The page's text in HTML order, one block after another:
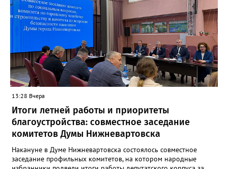
объезд города Нижневартовска»»,- сказано в сообщении.
Путепровод на Восточном объезде — важнейшая транспортная
артерия, соединяющая Нижневартовск с региональной
трассой. Он пропускает значительный поток транспорта и
связывает город с другими муниципалитетами округа и
Томской областью. После открытия движение по восточному
направлению серьёзно разгрузится. Водителей просят
соблюдать правила дорожного движения и быть
внимательными за рулём.
13:28 Вчера
Итоги летней работы и приоритеты
благоустройства: совместное заседание
комитетов Думы Нижневартовска
Накануне в Думе Нижневартовска состоялось совместное
заседание профильных комитетов, на котором народные